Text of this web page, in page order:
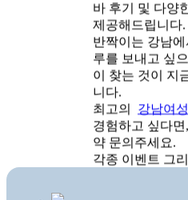
바 후기 및 다양
제공해드립니다.
반짝이는 강남
루를 보내고 싶
이 찾는 것이 지
니다.
최고의 강남여
경험하고 싶다
약 문의주세요.
각종 이벤트 그